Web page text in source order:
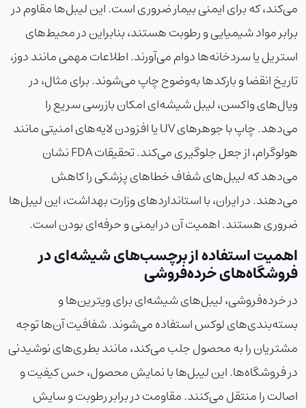
می‌کند، که برای ایمنی بیمار ضروری است. این لیبل‌ها مقاوم در
برابر مواد شیمیایی و رطوبت هستند، بنابراین در محیط‌های
استریل یا سردخانه‌ها دوام می‌آورند. اطلاعات مهمی مانند دوز،
تاریخ انقضا و بارکدها به‌وضوح چاپ می‌شوند. برای مثال، در
ویال‌های واکسن، لیبل شیشه‌ای امکان بازرسی سریع را
می‌دهد. چاپ با جوهرهای UV یا افزودن لایه‌های امنیتی مانند
هولوگرام، از جعل جلوگیری می‌کند. تحقیقات FDA نشان
می‌دهد که لیبل‌های شفاف خطاهای پزشکی را کاهش
می‌دهند. در ایران، با استانداردهای وزارت بهداشت، این لیبل‌ها
ضروری هستند. اهمیت آن در ایمنی و حرفه‌ای بودن است.
اهمیت استفاده از برچسب‌های شیشه‌ای در
فروشگاه‌های خرده‌فروشی
در خرده‌فروشی، لیبل‌های شیشه‌ای برای ویترین‌ها و
بسته‌بندی‌های لوکس استفاده می‌شوند. شفافیت آن‌ها توجه
مشتریان را به محصول جلب می‌کند، مانند بطری‌های نوشیدنی
در فروشگاه‌ها. این لیبل‌ها با نمایش محصول، حس کیفیت و
اصالت را منتقل می‌کنند. مقاومت در برابر رطوبت و سایش